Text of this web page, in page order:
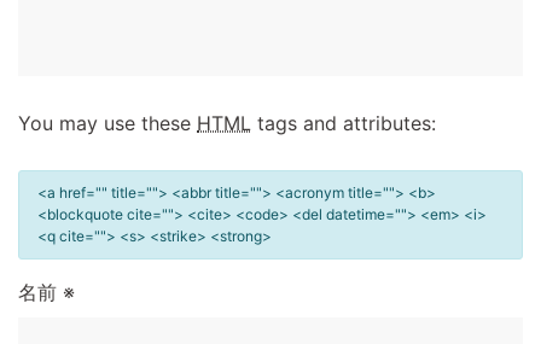
You may use these HTML tags and attributes:
<a href="" title=""> <abbr title=""> <acronym title=""> <b>
<blockquote cite=""> <cite> <code> <del datetime=""> <em> <i>
<q cite=""> <s> <strike> <strong>
名前 ※